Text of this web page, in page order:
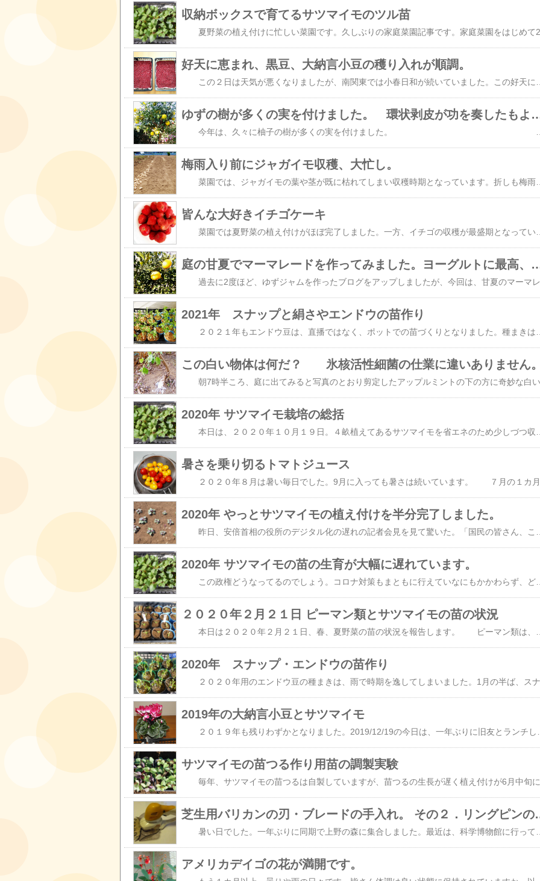
収納ボックスで育てるサツマイモのツル苗
好天に恵まれ、黒豆、大納言小豆の穫り入れが順調。
ゆずの樹が多くの実を付けました。 環
梅雨入り前にジャガイモ収穫、大忙し。
菜園では、ジャガイモの葉や茎が既に枯れてしまい収穫時期となっています。折しも梅雨入りを前にして晴天が続いている関東地方。ジャガイモの収穫の最盛期で少々グロッキー気味です。 今年のジャガイモの植え付けは、次の4種類。 ・シンシア 1㎏ ・はるか 3㎏ ・男爵 3㎏ ・アンデス 2㎏ 下の写真は、掘り起こしたジャガイモくん達です。 収穫中のジャガイモ【写真クリックで拡大】 今年はシンシアの生長は抜群でした。コンテナ山盛り2杯、60㎏強の収穫量でした。1㎏の種イモから、60倍以上の驚異的増え方です。他のジャガイモに比べて2まわりも大型のものが収穫できました。 収穫中のシンシア ほっぺが、少しピンク色の「はるか」は、シンシアの小型版の位置づけです。味、食感もシンシアと似ています。シンシアと同様に芽が出にくく長期間の保存が可能で、約1年間食べ続けることが可能です。 収穫中の、はるか 「はるか」の一部を除いて収穫を無事終了できました。 ほぼ収穫し終えたジャガイモ畝 植え付けが遅かったアンデス・ジャガイモは、下の写真のとおり、まだ花を付けています。もうしばらく置いておこうと思います。 アンデスとピーナッツ ついでに他の野菜の様子を紹介します。 下の写真は、カボチャです。例年、「雪化粧」を育てています。 元気一杯のカボチャ スイカが下の写真です。まだ移植して一週間くらいの様子です。タヒチとラグビースイカです。 移植して間もないスイカ トマトは例年、二本仕立てにしています。今年は、支柱を写真のように立てました。ベルトを使って二本仕立てにしています。 二本仕立て途中の桃太郎トマト(2021/6/２) 二本仕立ての桃太郎トマト（2021/6/13) バルト・トマトの二本仕立ての様子が、下の写真です。パルト・トマトはトマトトーンの噴霧が不要なので楽です。 二本仕立てのパルト・トマト 二本仕立てのミニトマト・フルティカ 生長著しいトウモロコシ（ゴールドラッシュ） 弱々しいいキュウリ・夏すずみ ナス パプリカ ピーマン ズッキーニは2株ですが、毎日1本づつ収穫できて食べきれません。 ズッキーニ ネギ サツマイモの植え付けは、まだ完了していません。6月の下旬の予定です。
皆んな大好きイチゴケーキ
庭の甘夏でマーマレードを作ってみました。
2021年 スナップと絹さやエンドウの苗作り
この白い物体は何だ？ 氷核活性細菌の仕業に違いありません。
2020年 サツマイモ栽培の総括
暑さを乗り切るトマトジュース
2020年 やっとサツマイモの植え付けを半分完了しました。
2020年 サツマイモの苗の生育が大幅に遅れています。
この政権どうなってるのでしょう。コロナ対策もまともに行えていなにもかかわらず、どさくさ紛れの「検察庁法改正法案の強行審議」は、とても許せるものではありません。明らかに自分達が検察に立件されないために改正する目的が見え見え。いよいよ、日本も民主主義国から陥落かと思わせる。 さらにコロナの検査に関してお粗末な厚労省の裁定が下った。それは、抗原検査の保険点数承認である。抗原検査は、ウィルスのタンパク質を検出する酵素免疫法による検査であり、短時間で検査が可能である。ところが、感度がPCR検査よりも500-1,000倍も低い。PCR検査であれば1個のウィルスで検査ができるとすると、500-1,000個のウィルスがいないと陽性とならないのである。急な承認の背景には、検査数が少ないという国民の批判をかわすためだけの理由であり、ウィルス陽性者の検査としては全く役に立たない検査である。承認した理由に、陰性率がPCR検査と一致したことを厚労省は挙げているが、感度が低い検査だから当たり前の事である。お粗末な厚生行政、なぜこんなにレベルは低いのか、怒りすら感じます。 さて、サツマイモの苗は自前で調製していますが、本年は昨年9月末に挿し穂した苗を使っています。初めての育成ですが、かなり生育が遅れて苦戦しています。下の写真は、2020/2/21撮影の越冬中の挿し穂した苗です。 挿し穂したサツマイモの苗の状況（2020/2/21）【写真クリックで拡大します】 越冬はうまくゆき、4月末に畑へ移植しました。もちろん遅霜対策としてビニールトンネルで覆いました。本日は、2020/5/2４。本来ならば、サツマイモのツルが育っている時期です。ところが下の写真が現在の状況です。 サツマイモ（安納芋）2020/5/24 紅はるかの生育状況も安納芋と同様に遅いです。やはり、挿し穂後6カ月後の苗は活力が足りないのか。 サツマイモ（紅はるか）2020/5/24 真ん中あたりに転がっているのは、保存中に芽が出たものを埋めておいたのですが、多分ハクビシンが掘り返して食べたのでしょう。本年は敵もいるようです。 掘り返され食べられた種芋 下の写真は、安納芋のアップした写真です。やはり中央に映っている種芋からの芽は活力がありそうです。 安納芋のアップ写真 その他の畑の様子を写真に撮ってみました。 ジャガイモ（はるか）の様子 レタス類 過去最高に素直に育ったスナップえんどう 行燈から頭を出している桃太郎トマト達
２０２０年２月２１日 ピーマン類とサツマイモの苗の状況
2020年 スナップ・エンドウの苗作り
2019年の大納言小豆とサツマイモ
サツマイモの苗つる作り用苗の調製実験
芝生用バリカンの刃・ブ
アメリカデイゴの花が満開です。